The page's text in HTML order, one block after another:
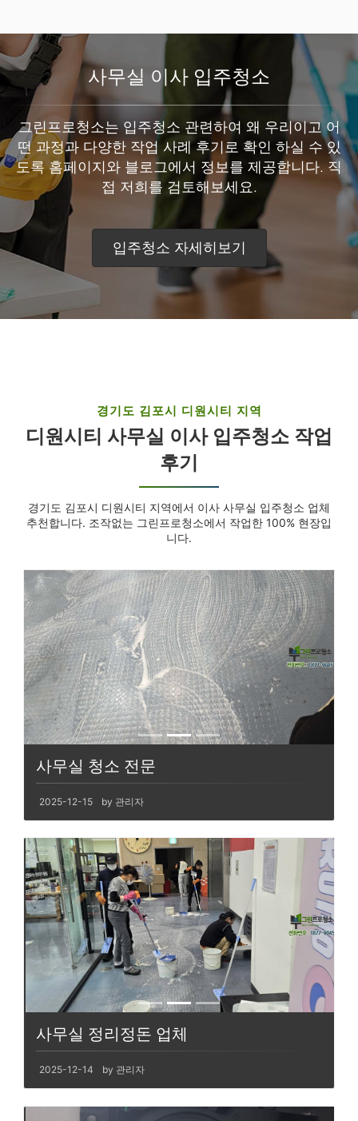
사무실 이사 입주청소
그린프로청소는 입주청소 관련하여 왜 우리이고 어
떤 과정과 다양한 작업 사례 후기로 확인 하실 수 있
도록 홈페이지와 블로그에서 정보를 제공합니다. 직
접 저희를 검토해보세요.
입주청소 자세히보기
경기도 김포시 디원시티 지역
디원시티 사무실 이사 입주청소 작업
후기
경기도 김포시 디원시티 지역에서 이사 사무실 입주청소 업체
추천합니다. 조작없는 그린프로청소에서 작업한 100% 현장입
니다.
사무실 청소 전문
2025-12-15 by 관리자
사무실 정리정돈 업체
2025-12-14 by 관리자